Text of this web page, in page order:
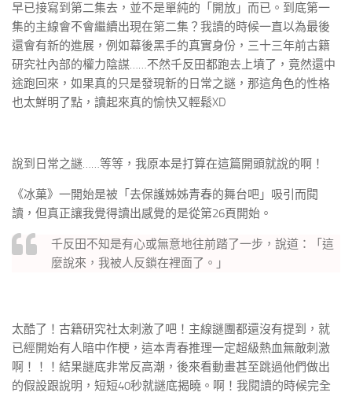
早已接寫到第二集去，並不是單純的「開放」而已。到底第一
集的主線會不會繼續出現在第二集？我讀的時候一直以為最後
還會有新的進展，例如幕後黑手的真實身份，三十三年前古籍
研究社內部的權力陰謀……不然千反田都跑去上墳了，竟然還中
途跑回來，如果真的只是發現新的日常之謎，那這角色的性格
也太鮮明了點，讀起來真的愉快又輕鬆XD
說到日常之謎……等等，我原本是打算在這篇開頭就說的啊！
《冰菓》一開始是被「去保護姊姊青春的舞台吧」吸引而閱
讀，但真正讓我覺得讀出感覺的是從第26頁開始。
千反田不知是有心或無意地往前踏了一步，說道：「這
麼說來，我被人反鎖在裡面了。」
太酷了！古籍研究社太刺激了吧！主線謎團都還沒有提到，就
已經開始有人暗中作梗，這本青春推理一定超級熱血無敵刺激
啊！！！結果謎底非常反高潮，後來看動畫甚至跳過他們做出
的假設跟說明，短短40秒就謎底揭曉。啊！我閱讀的時候完全